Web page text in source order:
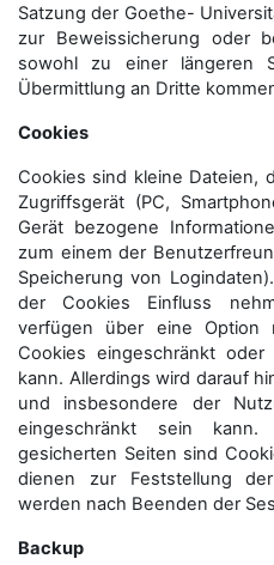
Satzung der Goethe-
zur Beweissicherung oder
sowohl zu einer längeren
Übermittlung an Dritte
Cookies
Cookies sind kleine Dateien,
Zugriffsgerät (PC,
Gerät bezogene
zum einem der
Speicherung von
der Cookies Einfluss
verfügen über eine Option
Cookies eingeschränkt
kann. Allerdings wird darauf
und insbesondere der
eingeschränkt sein
gesicherten Seiten sind
dienen zur Feststellung
werden nach Beenden der
Backup